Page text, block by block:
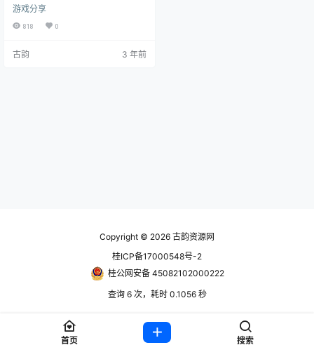
酷的赛博朋克故事、回合制战斗和
美丽的现代像素艺术。在她父亲失
色。 账号信息 使用前先看问题解决
游戏分享
818 0
古韵 3 年前
Copyright © 2026 古韵资源网
桂ICP备17000548号-2
桂公网安备 45082102000222
查询 6 次，耗时 0.1056 秒
首页 搜索